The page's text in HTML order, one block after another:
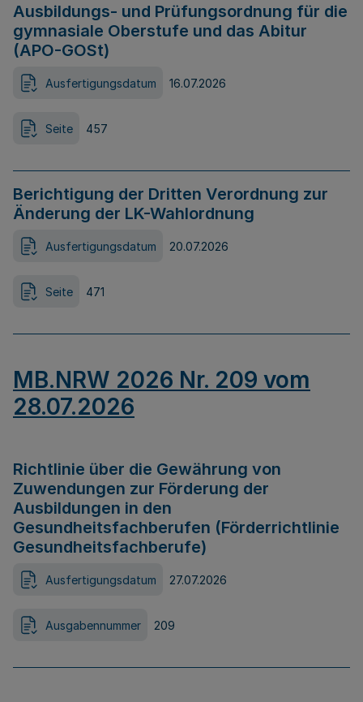
Ausbildungs- und Prüfungsordnung für die
gymnasiale Oberstufe und das Abitur
(APO-GOSt)
Ausfertigungsdatum 16.07.2026
Seite 457
Berichtigung der Dritten Verordnung zur
Änderung der LK-Wahlordnung
Ausfertigungsdatum 20.07.2026
Seite 471
MB.NRW 2026 Nr. 209 vom
28.07.2026
Richtlinie über die Gewährung von
Zuwendungen zur Förderung der
Ausbildungen in den
Gesundheitsfachberufen (Förderrichtlinie
Gesundheitsfachberufe)
Ausfertigungsdatum 27.07.2026
Ausgabennummer 209